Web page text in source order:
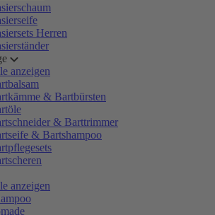
Herren
anzeigen
& Bartbürsten
& Barttrimmer
& Bartshampoo
anzeigen